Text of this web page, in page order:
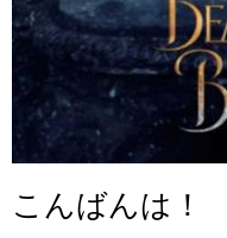
こんばんは！